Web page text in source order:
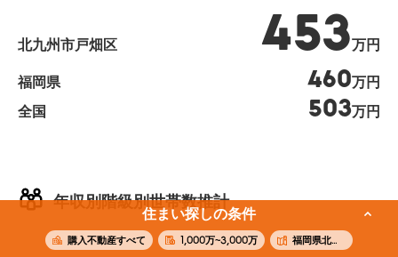
住まい探しの条件
購入不動産すべて 1,000万~3,000万 福岡県北九州市戸畑区
年収別階級別世帯数推計
北九州市戸畑区 453万円
福岡県 460万円
全国
503万円